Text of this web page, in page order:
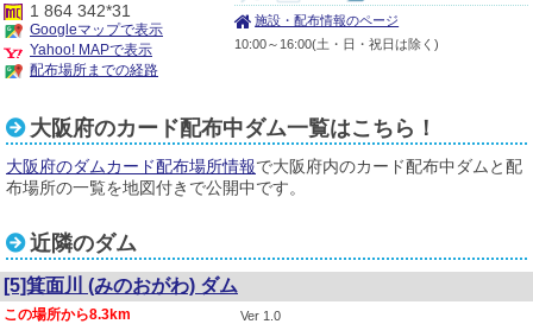
施設・配布情報のページ
10:00～16:00(土・日・祝日は除く)
1 864 342*31
Googleマップで表示
Yahoo! MAPで表示
配布場所までの経路
大阪府のカード配布中ダム一覧はこちら！
大阪府のダムカード配布場所情報で大阪府内のカード配布中ダムと配
布場所の一覧を地図付きで公開中です。
近隣のダム
[5]箕面川 (みのおがわ) ダム
1.0
8.3km